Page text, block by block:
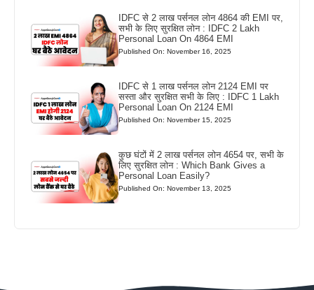
IDFC से 2 लाख पर्सनल लोन 4864 की EMI पर,
सभी के लिए सुरक्षित लोन : IDFC 2 Lakh
Personal Loan On 4864 EMI
Published On: November 16, 2025
IDFC से 1 लाख पर्सनल लोन 2124 EMI पर
सस्ता और सुरक्षित सभी के लिए : IDFC 1 Lakh
Personal Loan On 2124 EMI
Published On: November 15, 2025
कुछ घंटों में 2 लाख पर्सनल लोन 4654 पर, सभी के
लिए सुरक्षित लोन : Which Bank Gives a
Personal Loan Easily?
Published On: November 13, 2025